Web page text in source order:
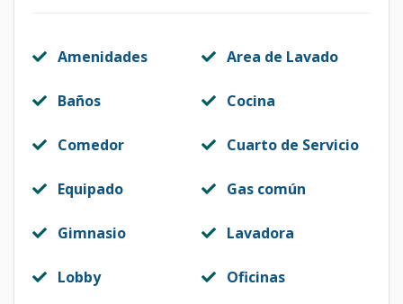
Amenidades Area de Lavado
Baños Cocina
Comedor Cuarto de Servicio
Equipado Gas común
Gimnasio Lavadora
Lobby Oficinas